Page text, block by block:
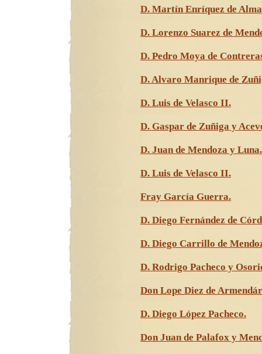
D. Martín Enríquez de
D. Lorenzo Suarez de
D. Pedro Moya de
D. Alvaro Manrique de
D. Luis de Velasco II.
D. Gaspar de Zuñiga y
D. Juan de Mendoza y Luna.
D. Luis de Velasco II.
Fray García Guerra.
D. Diego Fernández de
D. Diego Carrillo de
D. Rodrigo Pacheco y
Don Lope Diez de
D. Diego López Pacheco.
Don Juan de Palafox y